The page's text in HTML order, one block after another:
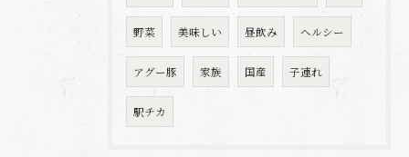
野菜 美味しい 昼飲み ヘルシー
アグー豚 家族 国産 子連れ
駅チカ